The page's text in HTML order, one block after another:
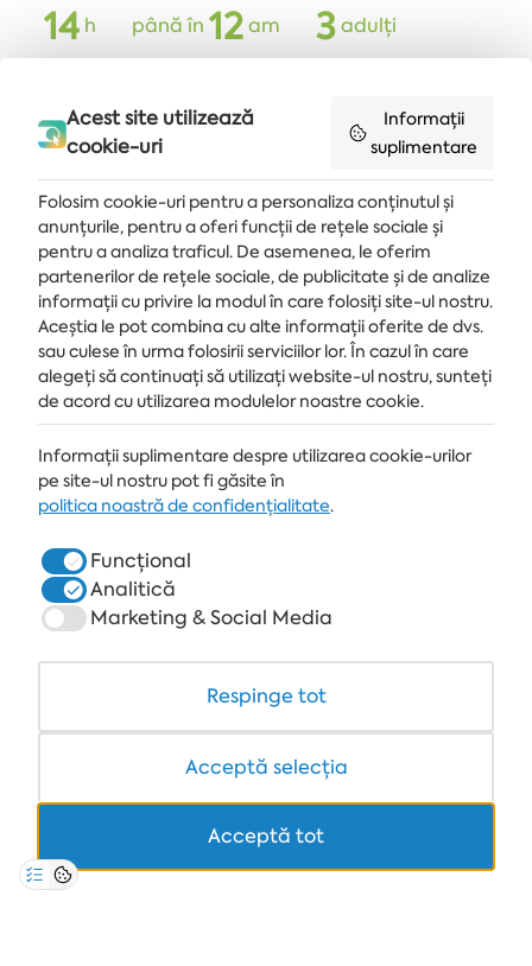
14h până în 12am 3adulți
18mp
Primește ultimele știri și oferte livrate direct în căsuța de e-mail
MĂ ABONEZ
STAȚIUNE
ALBENA.BG
COWORKING
+359 700 12 110
Acest site utilizează
cookie-uri
Informații
suplimentare
Folosim cookie-uri pentru a personaliza conținutul și
anunțurile, pentru a oferi funcții de rețele sociale și
pentru a analiza traficul. De asemenea, le oferim
partenerilor de rețele sociale, de publicitate și de analize
informații cu privire la modul în care folosiți site-ul nostru.
Aceștia le pot combina cu alte informații oferite de dvs.
sau culese în urma folosirii serviciilor lor. În cazul în care
alegeți să continuați să utilizați website-ul nostru, sunteți
de acord cu utilizarea modulelor noastre cookie.
Informații suplimentare despre utilizarea cookie-urilor
pe site-ul nostru pot fi găsite în
politica noastră de confidențialitate.
Funcțional
Analitică
Marketing & Social Media
Respinge tot
Acceptă selecția
Acceptă tot